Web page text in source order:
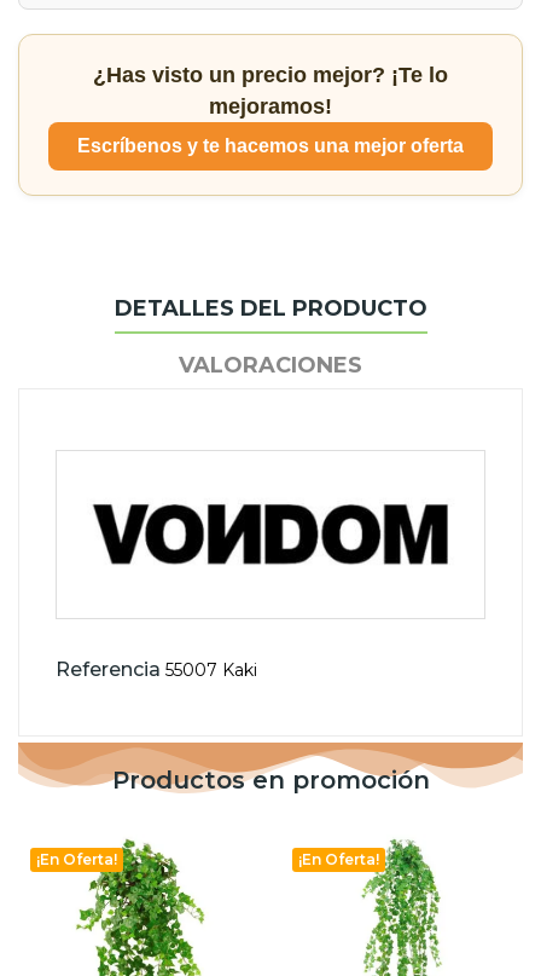
¿Has visto un precio mejor? ¡Te lo
mejoramos!
Escríbenos y te hacemos una mejor oferta
DETALLES DEL PRODUCTO
VALORACIONES
Referencia 55007 Kaki
Productos en promoción
¡En Oferta! ¡En Oferta!